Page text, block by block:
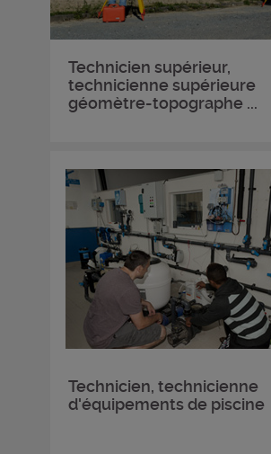
Technicien supérieur,
technicienne supérieure
géomètre-topographe ...
Technicien, technicienne
d'équipements de piscine